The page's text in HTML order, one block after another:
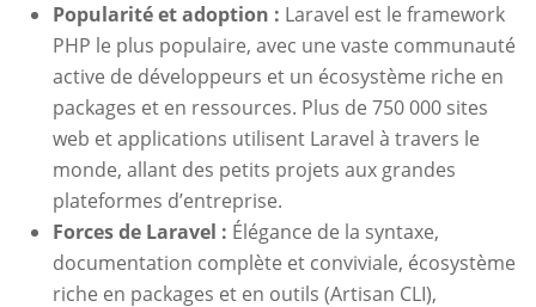
Popularité et adoption : Laravel est le framework
PHP le plus populaire, avec une vaste communauté
active de développeurs et un écosystème riche en
packages et en ressources. Plus de 750 000 sites
web et applications utilisent Laravel à travers le
monde, allant des petits projets aux grandes
plateformes d’entreprise.
Forces de Laravel : Élégance de la syntaxe,
documentation complète et conviviale, écosystème
riche en packages et en outils (Artisan CLI),